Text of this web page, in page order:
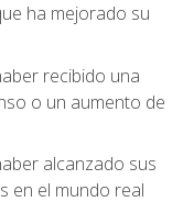
ha mejorado su
recibido una
o un aumento de
alcanzado sus
en el mundo real